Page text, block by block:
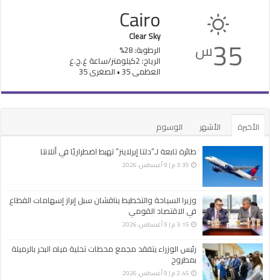
35س
Cairo
Clear Sky
الرطوبة: 28%
الرياح: 2كيلومتر/ساعة غ.ج.غ
العظمى 35 • الصغرى 35
الأخيرة الأشهر
الوسوم
طائرة تابعة لـ”دلتا إيرلاينز” تهبط اضطراريًا في أتلانتا
3:35 م | 9 أغسطس، 2026
وزيرا السياحة والتخطيط يناقشان سبل إبراز إسهامات القطاع
في الاقتصاد القومي
3:15 م | 9 أغسطس، 2026
رئيس الوزراء يتفقد مجمع محطات تحلية مياه البحر بالرميلة
بمطروح
2:45 م | 9 أغسطس، 2026